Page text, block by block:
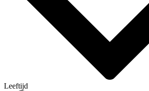
Leeftijd